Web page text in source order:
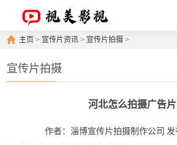
主页 > 宣传片资讯 > 宣传片拍摄 >
宣传片拍摄
河北怎么拍摄广告
作者：淄博宣传片拍摄制作公司 发